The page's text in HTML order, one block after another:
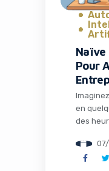
Naïve
Pour
en
des
des